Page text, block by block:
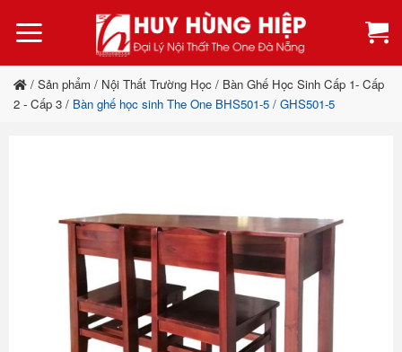
qua
dung
/ Sản phẩm / Nội Thất Trường Học / Bàn Ghế Học Sinh Cấp 1- Cấp
2 - Cấp 3 / Bàn ghế học sinh The One BHS501-5 / GHS501-5